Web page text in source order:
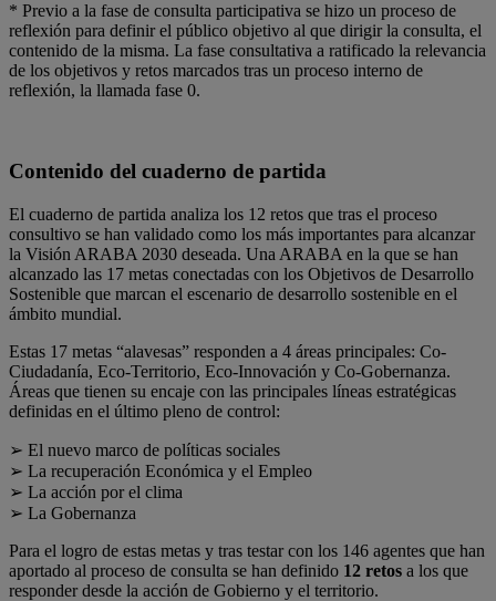
* Previo a la fase de consulta participativa se hizo un proceso de
reflexión para definir el público objetivo al que dirigir la consulta, el
contenido de la misma. La fase consultativa a ratificado la relevancia
de los objetivos y retos marcados tras un proceso interno de
reflexión, la llamada fase 0.
Contenido del cuaderno de partida
El cuaderno de partida analiza los 12 retos que tras el proceso
consultivo se han validado como los más importantes para alcanzar
la Visión ARABA 2030 deseada. Una ARABA en la que se han
alcanzado las 17 metas conectadas con los Objetivos de Desarrollo
Sostenible que marcan el escenario de desarrollo sostenible en el
ámbito mundial.
Estas 17 metas “alavesas” responden a 4 áreas principales: Co-
Ciudadanía, Eco-Territorio, Eco-Innovación y Co-Gobernanza.
Áreas que tienen su encaje con las principales líneas estratégicas
definidas en el último pleno de control:
➢ El nuevo marco de políticas sociales
➢ La recuperación Económica y el Empleo
➢ La acción por el clima
➢ La Gobernanza
Para el logro de estas metas y tras testar con los 146 agentes que han
aportado al proceso de consulta se han definido 12 retos a los que
responder desde la acción de Gobierno y el territorio.